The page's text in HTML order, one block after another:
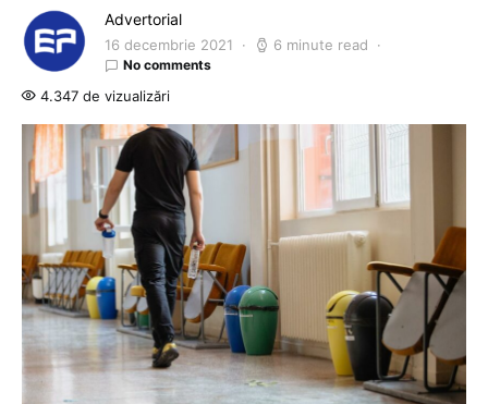
Advertorial
16 decembrie 2021 6 minute read
No comments
4.347 de vizualizări